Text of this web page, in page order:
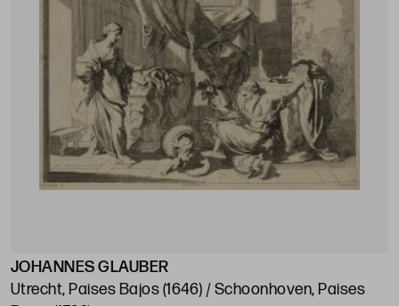
JOHANNES GLAUBER
Utrecht, Paises Bajos (1646) / Schoonhoven, Paises